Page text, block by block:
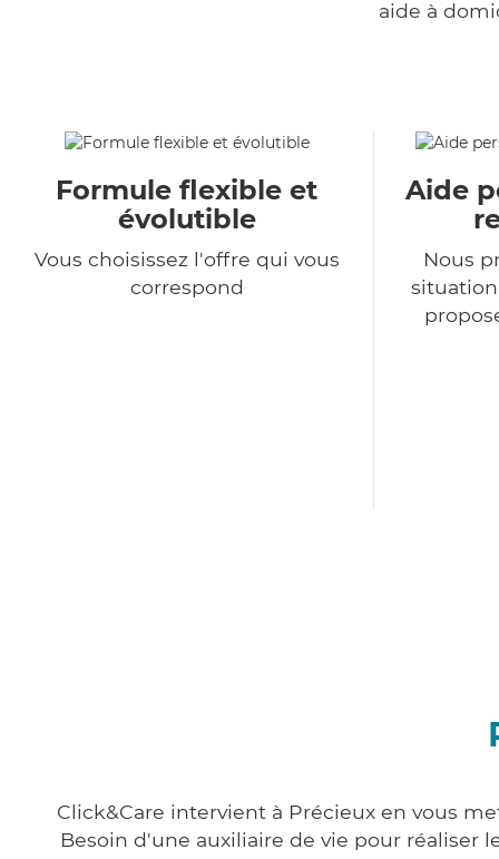
aide à
Formule flexible et
évolutible
Vous choisissez l'offre qui vous
correspond
Aide
Nous
Click&Care intervient à Précieux en vous
Besoin d'une auxiliaire de vie pour réaliser